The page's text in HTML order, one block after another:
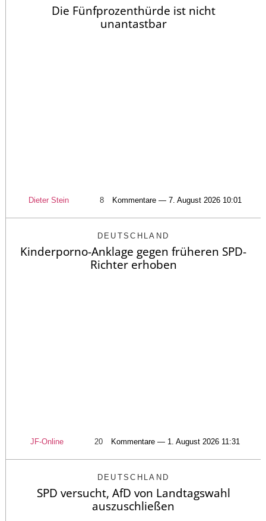
Die Fünfprozenthürde ist nicht
unantastbar
Dieter Stein 8 Kommentare — 7. August 2026 10:01
DEUTSCHLAND
Kinderporno-Anklage gegen früheren SPD-
Richter erhoben
JF-Online 20 Kommentare — 1. August 2026 11:31
DEUTSCHLAND
SPD versucht, AfD von Landtagswahl
auszuschließen